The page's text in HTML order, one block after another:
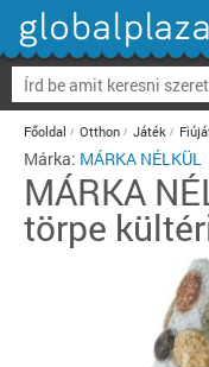
Főoldal Otthon Játék
Márka: MÁRKA NÉLKÜL
MÁRKA
törpe